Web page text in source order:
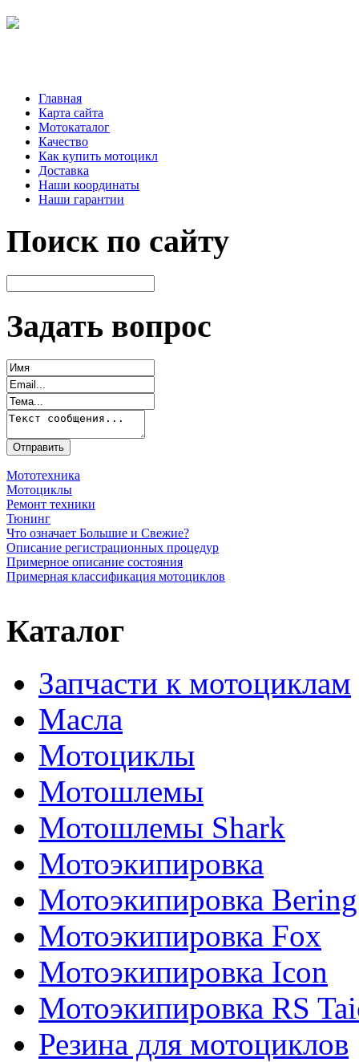
Главная
Карта сайта
Мотокаталог
Качество
Как купить мотоцикл
Доставка
Наши координаты
Наши гарантии
Поиск по сайту
Задать вопрос
Мототехника
Мотоциклы
Ремонт техники
Тюнинг
Что означает Большие и Свежие?
Описание регистрационных процедур
Примерное описание состояния
Примерная классификация мотоциклов
Каталог
Запчасти к мотоциклам
Масла
Мотоциклы
Мотошлемы
Мотошлемы Shark
Мотоэкипировка
Мотоэкипировка Bering
Мотоэкипировка Fox
Мотоэкипировка Icon
Мотоэкипировка RS
Резина для мотоциклов